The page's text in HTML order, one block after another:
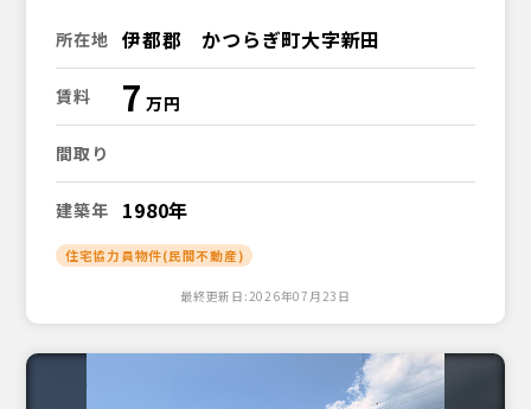
所在地 伊都郡 かつらぎ町大字新田
賃料 7
間取り
建築年 1980年
住宅協力員物件(民間不動産)
最終更新日:2026年07月23日